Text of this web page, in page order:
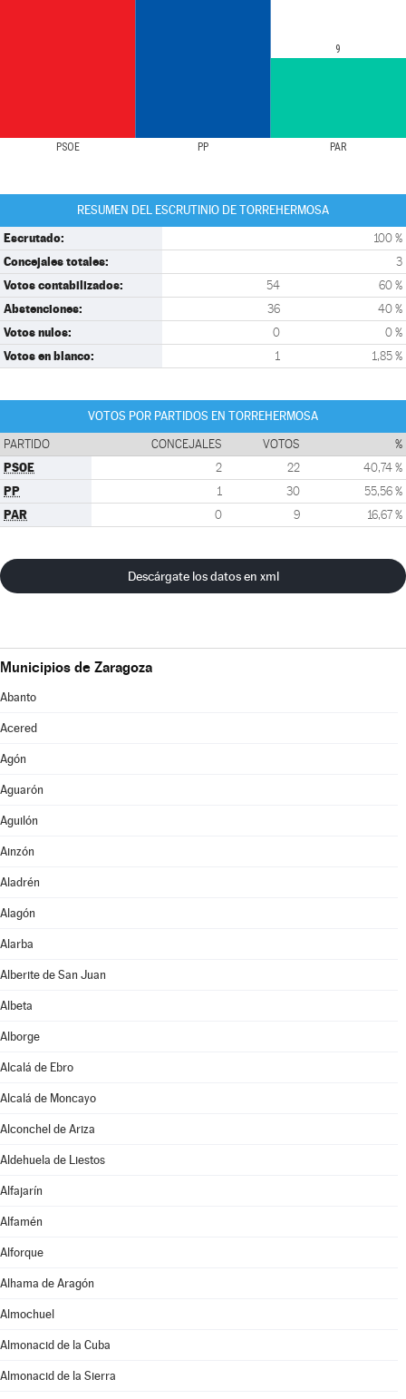
PSOE PP PAR
9
RESUMEN DEL ESCRUTINIO DE TORREHERMOSA
Escrutado: 100 %
Concejales totales: 3
Votos contabilizados: 54 60 %
Abstenciones: 36 40 %
Votos nulos: 0 0 %
Votos en blanco: 1 1,85 %
VOTOS POR PARTIDOS EN TORREHERMOSA
PARTIDO CONCEJALES VOTOS %
PSOE 2 22 40,74 %
PP 1 30 55,56 %
PAR 0 9 16,67 %
Descárgate los datos en xml
Municipios de Zaragoza
Abanto
Acered
Agón
Aguarón
Aguilón
Ainzón
Aladrén
Alagón
Alarba
Alberite de San Juan
Albeta
Alborge
Alcalá de Ebro
Alcalá de Moncayo
Alconchel de Ariza
Aldehuela de Liestos
Alfajarín
Alfamén
Alforque
Alhama de Aragón
Almochuel
Almonacid de la Cuba
Almonacid de la Sierra